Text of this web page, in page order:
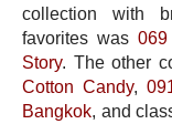
collection with
favorites was
Story. The other
Cotton Candy,
Bangkok, and